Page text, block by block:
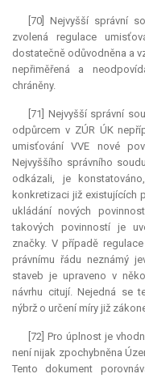
[70] Nejvyšší správní
zvolená regulace
dostatečně odůvodněna a
nepřiměřená a
chráněny.
[71] Nejvyšší správní
odpůrcem v ZÚR ÚK
umisťování VVE nové
Nejvyššího správního
odkázali, je
konkretizaci již existujících
ukládání nových
takových povinností je
značky. V případě
právnímu řádu neznámý
staveb je upraveno v
návrhu citují. Nejedná se
nýbrž o určení míry již
[72] Pro úplnost je
není nijak zpochybněna
Tento dokument